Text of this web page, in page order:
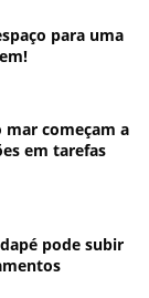
para uma
começam a
em tarefas
pode subir